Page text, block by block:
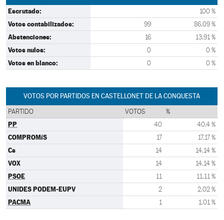
Escrutado: 100 %
Votos contabilizados: 99 86,09 %
Abstenciones: 16 13,91 %
Votos nulos: 0 0 %
Votos en blanco: 0 0 %
VOTOS POR PARTIDOS EN CASTELLONET DE LA CONQUESTA
PARTIDO VOTOS %
PP 40 40,4 %
COMPROMíS 17 17,17 %
Cs 14 14,14 %
VOX 14 14,14 %
PSOE 11 11,11 %
UNIDES PODEM-EUPV 2 2,02 %
PACMA 1 1,01 %